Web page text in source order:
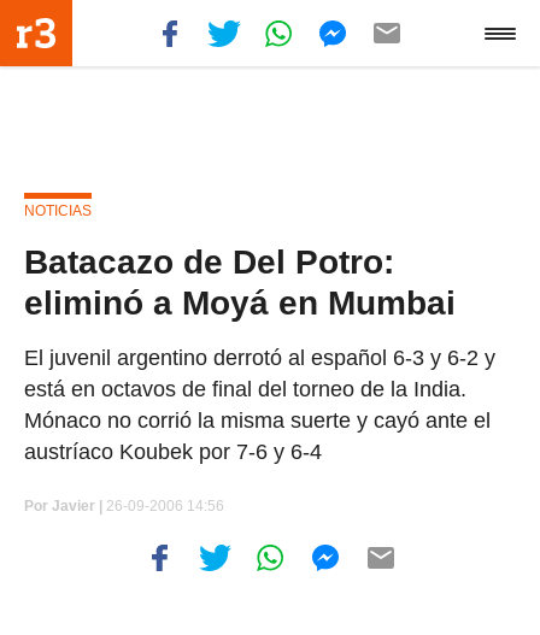
NOTICIAS
Batacazo de Del Potro:
eliminó a Moyá en Mumbai
El juvenil argentino derrotó al español 6-3 y 6-2 y
está en octavos de final del torneo de la India.
Mónaco no corrió la misma suerte y cayó ante el
austríaco Koubek por 7-6 y 6-4
Por Javier | 26-09-2006 14:56